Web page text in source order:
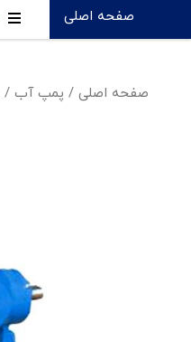
صفحه اصلی
صفحه اصلی / پمپ آب /